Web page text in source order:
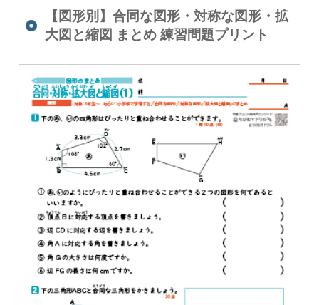
【図形別】合同な図形・対称な図形・拡
大図と縮図 まとめ 練習問題プリント